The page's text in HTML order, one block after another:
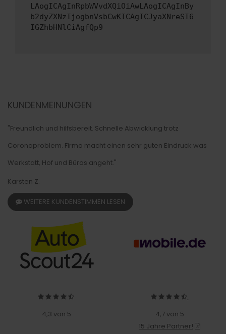
LAogICAgInRpbWVvdXQiOiAwLAogICAgInBy
b2dyZXNzIjogbnVsbCwKICAgICJyaXNreSI6
IGZhbHNlCiAgfQp9
KUNDENMEINUNGEN
"Freundlich und hilfsbereit. Schnelle Abwicklung trotz
Coronaproblem. Firma macht einen sehr guten Eindruck was
Werkstatt, Hof und Büros angeht."
Karsten Z.
WEITERE KUNDENSTIMMEN LESEN
4,3 von 5
4,7 von 5
15 Jahre Partner!